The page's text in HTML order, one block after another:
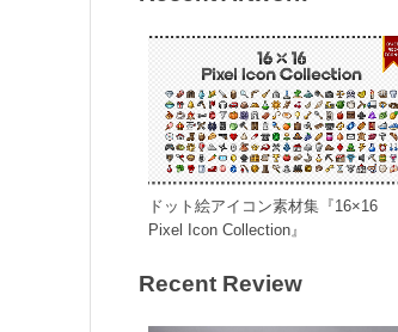
ドット絵アイコン素材集『16×16
Pixel Icon Collection』
Recent Review